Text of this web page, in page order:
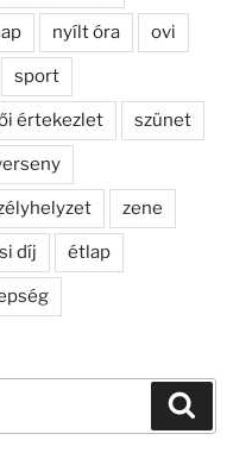
nyílt óra ovi
sport
értekezlet szünet
zene
díj étlap